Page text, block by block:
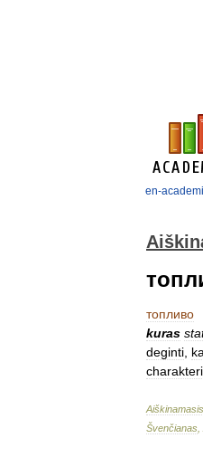
en-
топливо
kuras
deginti
Aiškinamasis
Švenčianas